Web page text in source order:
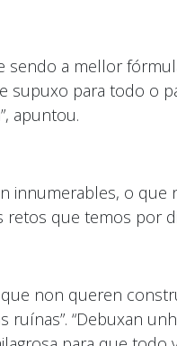
sendo a mellor
supuxo para todo o
apuntou.
innumerables, o
que temos por
non queren
“Debuxan